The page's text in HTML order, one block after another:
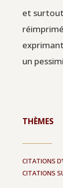
et surtout
un
THÈMES
CITATIONS
CITATIONS